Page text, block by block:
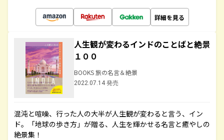
詳細を見る
人生観が変わるインドのことばと絶景
１００
BOOKS 旅の名言＆絶景
2022.07.14 発売
混沌と喧噪、行った人の大半が人生観が変わると言う、イン
ド。「地球の歩き方」が贈る、人生を輝かせる名言と癒やしの
絶景集！